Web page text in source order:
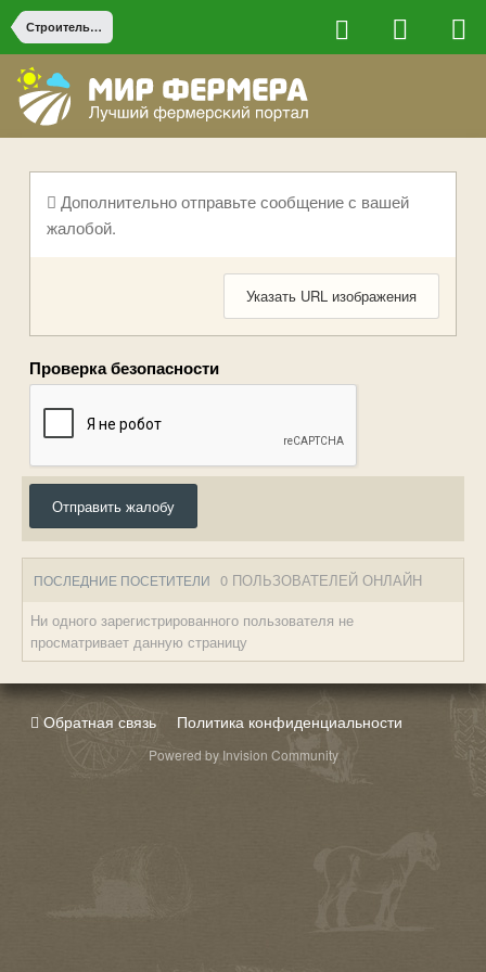
Строительство на ферме
Дополнительно отправьте сообщение с вашей
жалобой.
Указать URL изображения
Проверка безопасности
Отправить жалобу
ПОСЛЕДНИЕ ПОСЕТИТЕЛИ 0 ПОЛЬЗОВАТЕЛЕЙ ОНЛАЙН
Ни одного зарегистрированного пользователя не
просматривает данную страницу
Обратная связь Политика конфиденциальности
Powered by Invision Community